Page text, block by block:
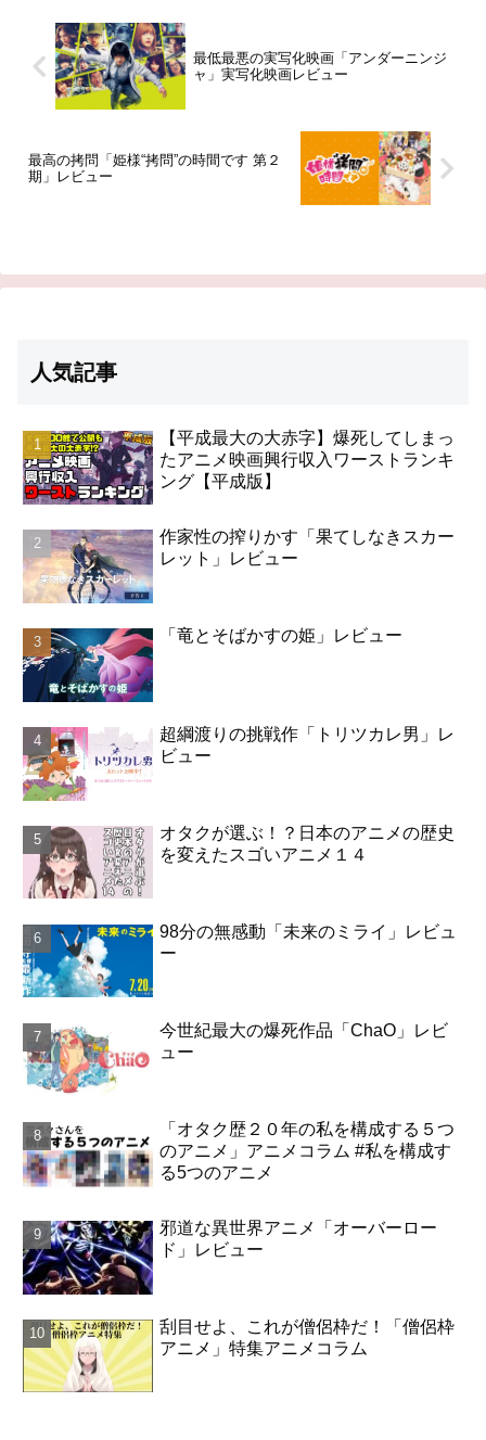
最低最悪の実写化映画「アンダーニンジ
ャ」実写化映画レビュー
最高の拷問「姫様“拷問”の時間です 第２
期」レビュー
人気記事
【平成最大の大赤字】爆死してしまっ
たアニメ映画興行収入ワーストランキ
ング【平成版】
作家性の搾りかす「果てしなきスカー
レット」レビュー
「竜とそばかすの姫」レビュー
超綱渡りの挑戦作「トリツカレ男」レ
ビュー
オタクが選ぶ！？日本のアニメの歴史
を変えたスゴいアニメ１４
98分の無感動「未来のミライ」レビュ
ー
今世紀最大の爆死作品「ChaO」レビ
ュー
「オタク歴２０年の私を構成する５つ
のアニメ」アニメコラム #私を構成す
る5つのアニメ
邪道な異世界アニメ「オーバーロー
ド」レビュー
刮目せよ、これが僧侶枠だ！「僧侶枠
アニメ」特集アニメコラム